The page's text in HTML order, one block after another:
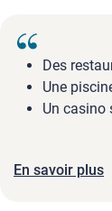
Des
Une
Un casino
En savoir plus